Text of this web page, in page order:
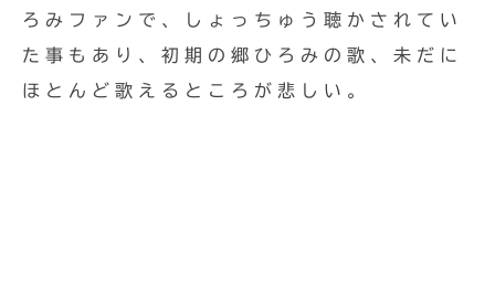
ろみファンで、しょっちゅう聴かされてい
た事もあり、初期の郷ひろみの歌、未だに
ほとんど歌えるところが悲しい。